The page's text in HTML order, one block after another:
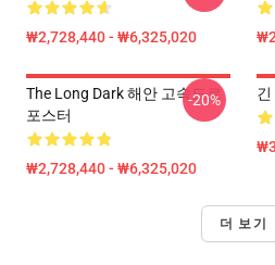
₩2,728,440 - ₩6,325,020
The Long Dark 해안 고속도로
포스터
₩2,728,440 - ₩6,325,020
-20%
더 보기